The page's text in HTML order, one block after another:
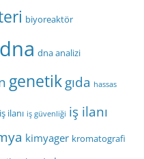
biyoreaktör
dna dna analizi
genetikgıda hassas
ilanı iş güvenliği iş ilanı
kimyager kromatografi